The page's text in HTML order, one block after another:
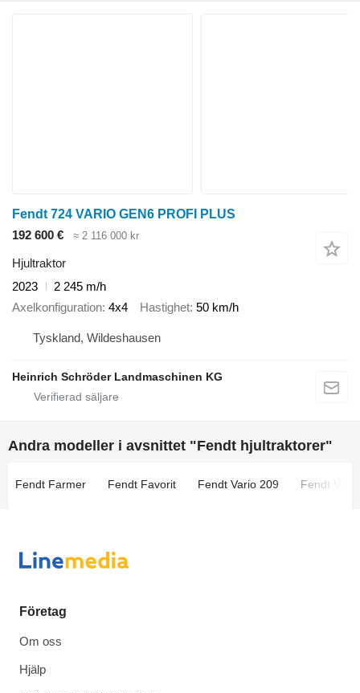
Fendt 724 VARIO GEN6 PROFI PLUS
192 600 €
≈ 2 116 000 kr
Hjultraktor
2023
2 245 m/h
Axelkonfiguration 4x4 Hastighet 50 km/h
Tyskland, Wildeshausen
Heinrich Schröder Landmaschinen KG
Andra modeller i avsnittet "Fendt hjultraktorer"
Fendt Farmer Fendt Favorit Fendt Vario 209 Fendt
Företag
Om oss
Hjälp